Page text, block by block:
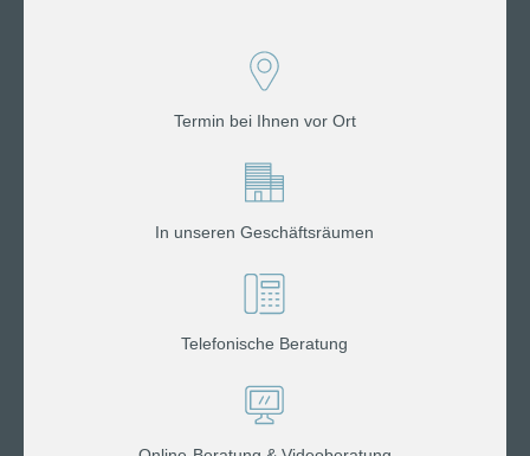
Termin bei Ihnen vor Ort
In unseren Geschäftsräumen
Telefonische Beratung